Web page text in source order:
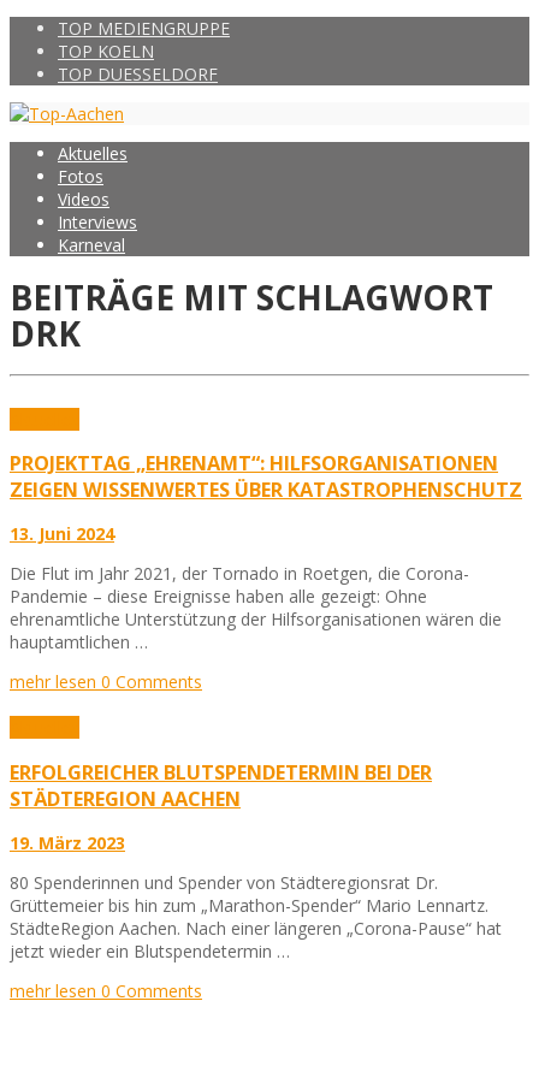
TOP MEDIENGRUPPE
TOP KOELN
TOP DUESSELDORF
Aktuelles
Fotos
Videos
Interviews
Karneval
BEITRÄGE MIT SCHLAGWORT
DRK
PROJEKTTAG „EHRENAMT“: HILFSORGANISATIONEN
ZEIGEN WISSENWERTES ÜBER KATASTROPHENSCHUTZ
13. Juni 2024
Die Flut im Jahr 2021, der Tornado in Roetgen, die Corona-
Pandemie – diese Ereignisse haben alle gezeigt: Ohne
ehrenamtliche Unterstützung der Hilfsorganisationen wären die
hauptamtlichen …
mehr lesen 0 Comments
ERFOLGREICHER BLUTSPENDETERMIN BEI DER
STÄDTEREGION AACHEN
19. März 2023
80 Spenderinnen und Spender von Städteregionsrat Dr.
Grüttemeier bis hin zum „Marathon-Spender“ Mario Lennartz.
StädteRegion Aachen. Nach einer längeren „Corona-Pause“ hat
jetzt wieder ein Blutspendetermin …
mehr lesen 0 Comments